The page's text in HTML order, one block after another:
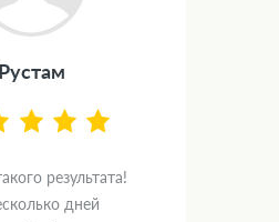
Рустам
результата!
дней